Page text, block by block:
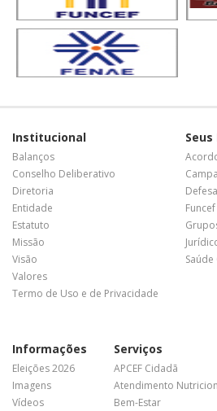
Institucional
Balanços
Conselho Deliberativo
Diretoria
Entidade
Estatuto
Missão
Visão
Valores
Termo de Uso e de Privacidade
Funcef
Saúde
Informações
Eleições 2026
Imagens
Vídeos
Serviços
APCEF Cidadã
Atendimento
Bem-Estar